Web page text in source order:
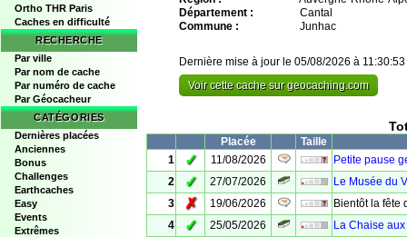
Ortho THR Paris
Caches en difficulté
RECHERCHE
Par ville
Par nom de cache
Par numéro de cache
Par Géocacheur
CATÉGORIES
Dernières placées
Anciennes
Bonus
Challenges
Earthcaches
Easy
Events
Extrêmes
Département :
Cantal
Commune :
Junhac
Dernière mise à jour le 05/08/2026 à 11:30:53
Voir cette cache sur geocaching.com
Placée
Taille
1
✓ 11/08/2026
Petite pause
2
✓ 27/07/2026
Le Musée du
3
✗ 19/06/2026
Bientôt la fête
4
✓ 25/05/2026
La Chaise